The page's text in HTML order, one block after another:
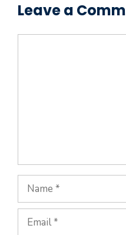
Leave a
Name
Email